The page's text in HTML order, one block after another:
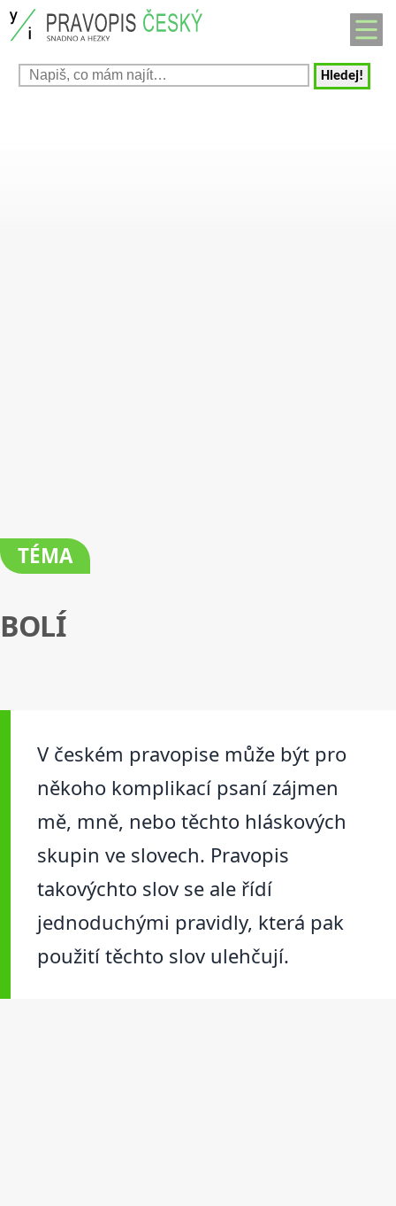
Hledej!
TÉMA
BOLÍ
V českém pravopise může být pro
někoho komplikací psaní zájmen
mě, mně, nebo těchto hláskových
skupin ve slovech. Pravopis
takovýchto slov se ale řídí
jednoduchými pravidly, která pak
použití těchto slov ulehčují.